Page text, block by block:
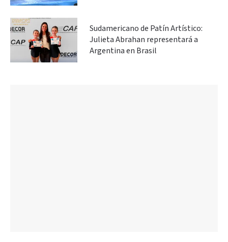
Sudamericano de Patín Artístico:
Julieta Abrahan representará a
Argentina en Brasil